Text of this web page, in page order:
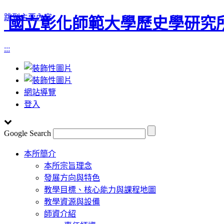
跳到主要內容
國立彰化師範大學歷史學研究
:::
網站導覽
登入
Google Search
Toggle
navigation
本所簡介
本所宗旨理念
發展方向與特色
教學目標、核心能力與課程地圖
教學資源與設備
師資介紹